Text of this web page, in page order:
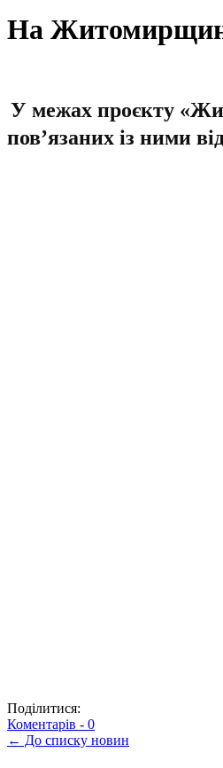
На
У межах проєкту
пов’язаних із ними
Поділитися:
Коментарів - 0
← До списку новин